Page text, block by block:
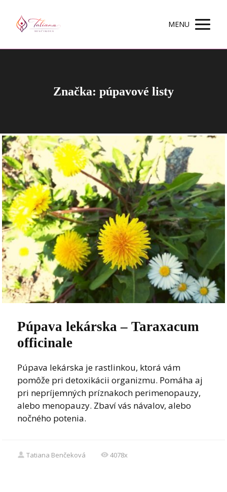
MENU
Značka: púpavové listy
Púpava lekárska – Taraxacum
officinale
Púpava lekárska je rastlinkou, ktorá vám
pomôže pri detoxikácii organizmu. Pomáha aj
pri nepríjemných príznakoch perimenopauzy,
alebo menopauzy. Zbaví vás návalov, alebo
nočného potenia.
Tatiana Benčeková 4078x